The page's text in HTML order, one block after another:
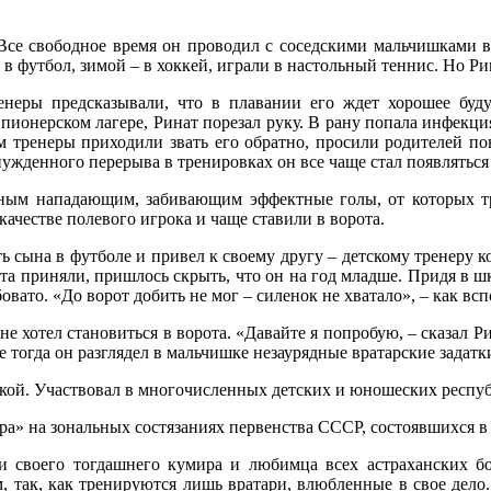
свободное время он проводил с соседскими мальчишками
футбол, зимой – в хоккей, играли в настольный теннис. Но
предсказывали, что в плавании его ждет хорошее
лагере, Ринат порезал руку. В рану попала
тренеры приходили звать его обратно, просили
перерыва в тренировках он все чаще стал
нападающим, забивающим эффектные голы, от которых
полевого игрока и чаще ставили в ворота.
в футболе и привел к своему другу – детскому тренеру
приняли, пришлось скрыть, что он на год младше. Придя в
«До ворот добить не мог – силенок не хватало», – как
становиться в ворота. «Давайте я попробую, – сказал
он разглядел в мальчишке незаурядные вратарские
Участвовал в многочисленных детских и юношеских
на зональных состязаниях первенства СССР, состоявшихся
своего тогдашнего кумира и любимца всех
так, как тренируются лишь вратари, влюбленные в свое